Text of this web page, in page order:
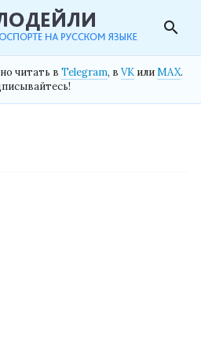
search
читать в Telegram, в VK илиMAX.